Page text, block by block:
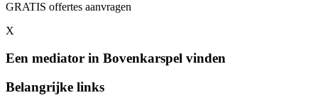
GRATIS offertes aanvragen
X
Een mediator in Bovenkarspel vinden
Belangrijke links